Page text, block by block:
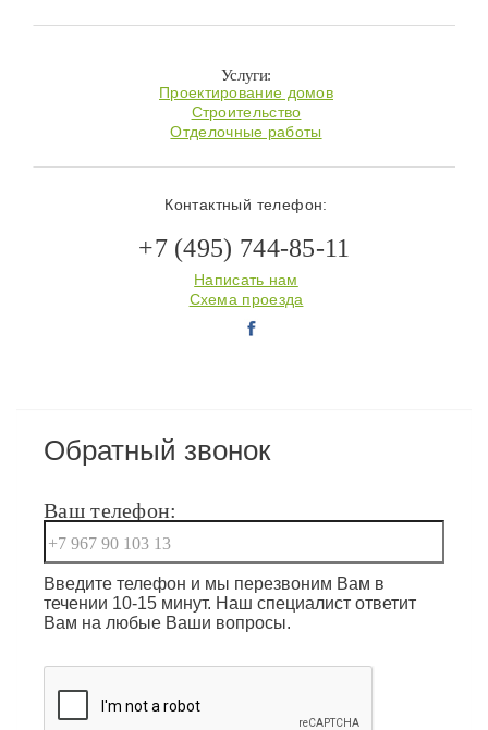
Услуги:
Проектирование домов
Строительство
Отделочные работы
Контактный телефон:
+7 (495) 744-85-11
Написать нам
Схема проезда
Обратный звонок
Ваш телефон:
Введите телефон и мы перезвоним Вам в
течении 10-15 минут. Наш специалист ответит
Вам на любые Ваши вопросы.